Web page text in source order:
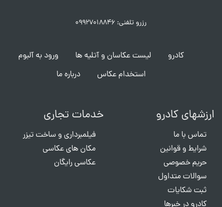
رزرو تلفنی: ۰۹۹۲۷۰۱۸۸۴۶
کادرو لیست عکاسان و آتلیه ها
ورود به آلبوم
استخدام عکاس
درباره ما
ارزشهای کادرو
تماس با ما
شرایط و قوانین
حریم خصوصی
سوالات متداول
ثبت شکایات
کادرو در خبرها
خدمات تجاری
فیلمبرداری و ساخت تیزر
مکان های عکاسی
عکاسی رایگان